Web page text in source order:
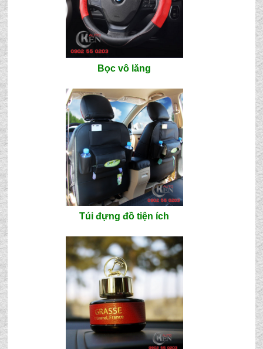
Bọc vô lăng
Túi đựng đồ tiện ích